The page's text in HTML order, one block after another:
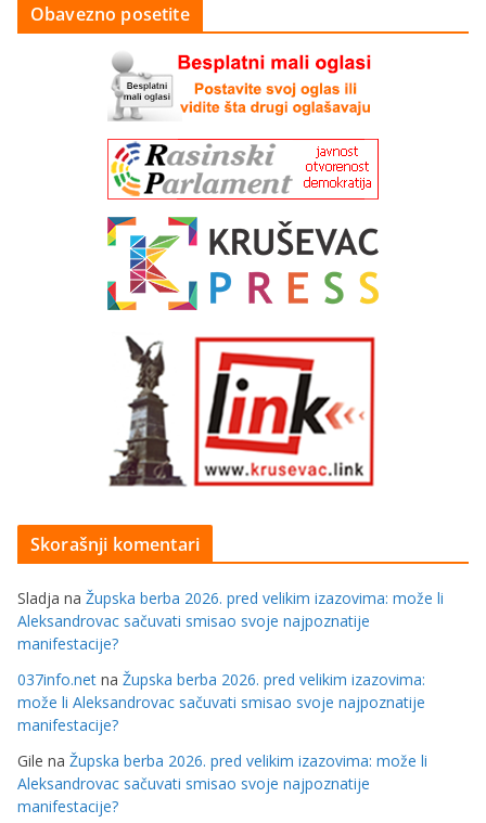
Obavezno posetite
Skorašnji komentari
Sladja na Župska berba 2026. pred velikim izazovima: može li
Aleksandrovac sačuvati smisao svoje najpoznatije
manifestacije?
037info.net na Župska berba 2026. pred velikim izazovima:
može li Aleksandrovac sačuvati smisao svoje najpoznatije
manifestacije?
Gile na Župska berba 2026. pred velikim izazovima: može li
Aleksandrovac sačuvati smisao svoje najpoznatije
manifestacije?